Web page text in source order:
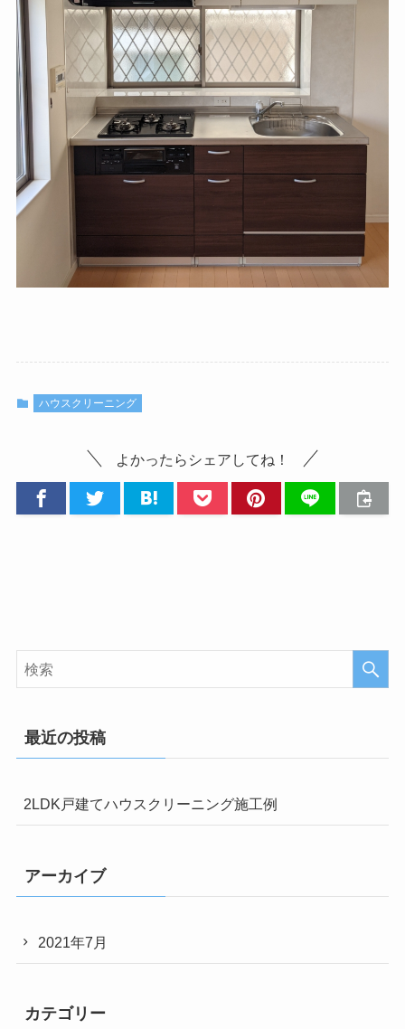
ハウスクリーニング
よかったらシェアしてね！
最近の投稿
2LDK戸建てハウスクリーニング施工例
アーカイブ
2021年7月
カテゴリー